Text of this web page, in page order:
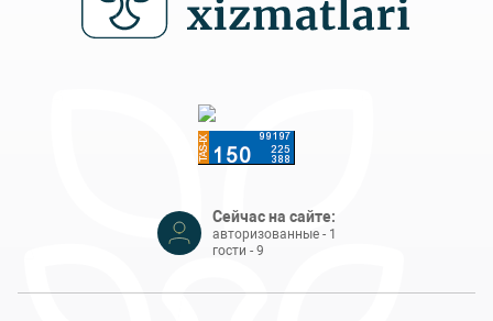
Сейчас на сайте:
авторизованные - 1
гости - 9